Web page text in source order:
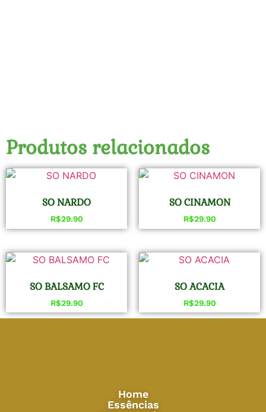
Produtos relacionados
SO NARDO
R$29.90
SO CINAMON
R$29.90
SO BALSAMO FC
R$29.90
SO ACACIA
R$29.90
Home
Essências